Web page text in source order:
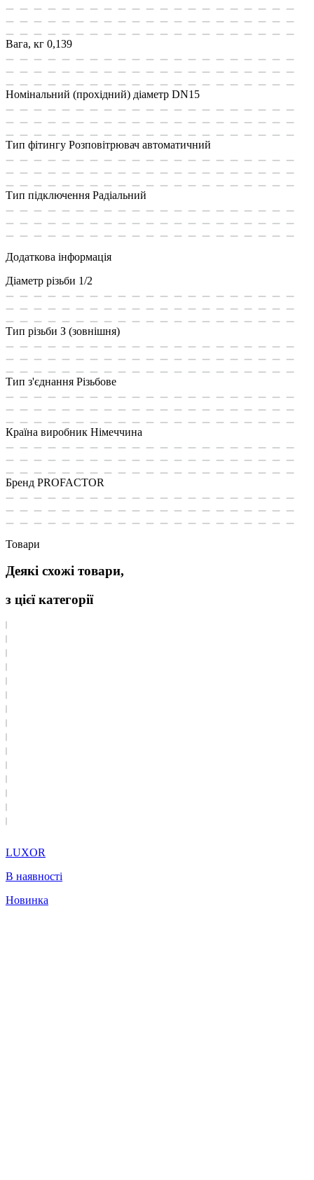
Вага, кг 0,139
Номінальний (прохідний) діаметр DN15
Тип фітингу Розповітрювач автоматичний
Тип підключення Радіальний
Додаткова інформація
Діаметр різьби 1/2
Тип різьби З (зовнішня)
Тип з'єднання Різьбове
Країна виробник Німеччина
Бренд PROFACTOR
Товари
Деякі схожі товари,
з цієї категорії
LUXOR
В наявності
Новинка